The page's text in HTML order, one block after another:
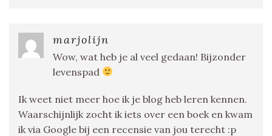
marjolijn
Wow, wat heb je al veel gedaan! Bijzonder
levenspad
Ik weet niet meer hoe ik je blog heb leren kennen.
Waarschijnlijk zocht ik iets over een boek en kwam
ik via Google bij een recensie van jou terecht :p